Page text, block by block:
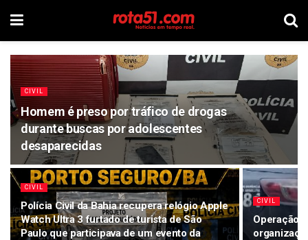
CIVIL
Homem é preso por tráfico de drogas
durante buscas por adolescentes
desaparecidas
CIVIL
Polícia Civil da Bahia recupera relógio Apple
Watch Ultra 3 furtado de turista de São
Paulo que participava de um evento da
CIVIL
Operação